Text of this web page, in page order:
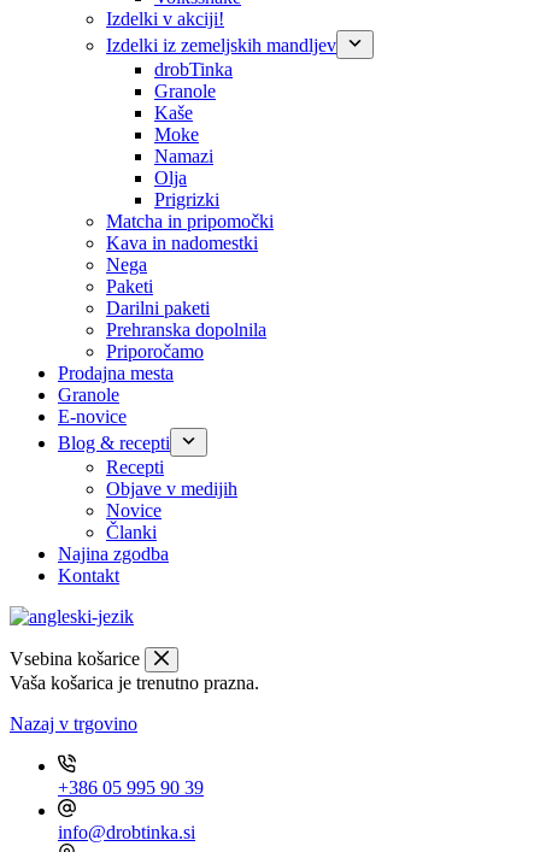
Izdelki v akciji!
Izdelki iz zemeljskih mandljev
drobTinka
Granole
Kaše
Moke
Namazi
Olja
Prigrizki
Matcha in pripomočki
Kava in nadomestki
Nega
Paketi
Darilni paketi
Prehranska dopolnila
Priporočamo
Prodajna mesta
Granole
E-novice
Blog & recepti
Recepti
Objave v medijih
Novice
Članki
Najina zgodba
Kontakt
Vsebina košarice
Vaša košarica je trenutno prazna.
Nazaj v trgovino
+386 05 995 90 39
info@drobtinka.si